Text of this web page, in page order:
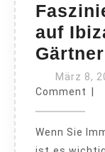
auf
Gärtner
März 8,
Comment
Wenn Sie Immobilien auf Ibiza kaufen möchten,